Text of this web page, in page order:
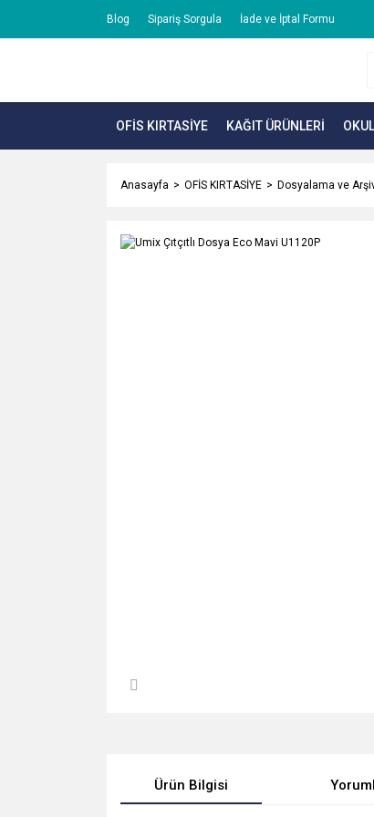
Blog Sipariş Sorgula İade ve İptal Formu
OFİS KIRTASİYE KAĞIT ÜRÜNLERİ
Anasayfa OFİS KIRTASİYE Dosyalama ve
Ürün Bilgisi